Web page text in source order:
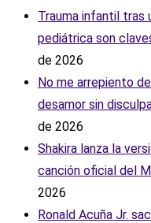
Trauma infantil tras
pediátrica son
de 2026
No me arrepiento
desamor sin
de 2026
Shakira lanza la
canción oficial del
2026
Ronald Acuña Jr.